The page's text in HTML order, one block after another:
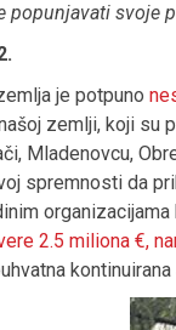
popunjavati svoje
je potpuno
zemlji, koji su
Mladenovcu,
spremnosti da
2.5 miliona €,